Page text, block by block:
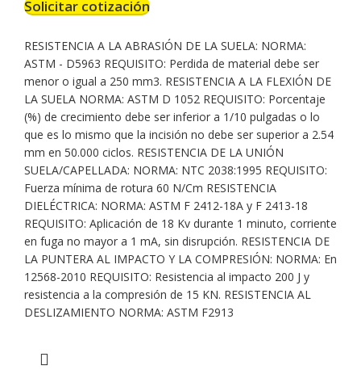
Solicitar cotización
RESISTENCIA A LA ABRASIÓN DE LA SUELA: NORMA:
ASTM - D5963 REQUISITO: Perdida de material debe ser
menor o igual a 250 mm3. RESISTENCIA A LA FLEXIÓN DE
LA SUELA NORMA: ASTM D 1052 REQUISITO: Porcentaje
(%) de crecimiento debe ser inferior a 1/10 pulgadas o lo
que es lo mismo que la incisión no debe ser superior a 2.54
mm en 50.000 ciclos. RESISTENCIA DE LA UNIÓN
SUELA/CAPELLADA: NORMA: NTC 2038:1995 REQUISITO:
Fuerza mínima de rotura 60 N/Cm RESISTENCIA
DIELÉCTRICA: NORMA: ASTM F 2412-18A y F 2413-18
REQUISITO: Aplicación de 18 Kv durante 1 minuto, corriente
en fuga no mayor a 1 mA, sin disrupción. RESISTENCIA DE
LA PUNTERA AL IMPACTO Y LA COMPRESIÓN: NORMA: En
12568-2010 REQUISITO: Resistencia al impacto 200 J y
resistencia a la compresión de 15 KN. RESISTENCIA AL
DESLIZAMIENTO NORMA: ASTM F2913